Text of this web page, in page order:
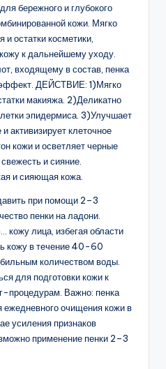
бережного и глубокого
кожи. Мягко
и остатки косметики,
к дальнейшему уходу.
входящему в состав, пенка
эффект. ДЕЙСТВИЕ: 1)Мягко
макияжа. 2)Деликатно
эпидермиса. 3)Улучшает
активизирует клеточное
кожи и осветляет черные
и сияние.
и сияющая кожа.
при помощи 2–3
пенки на ладони.
кожу лица, избегая области
кожу в течение 40-60
количеством воды.
для подготовки кожи к
процедурам. Важно: пенка
ежедневного очищения кожи в
усиления признаков
применение пенки 2–3